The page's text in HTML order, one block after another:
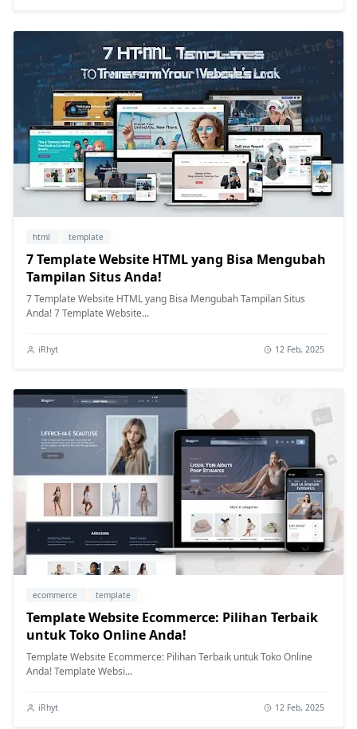
html template
7 Template Website HTML yang Bisa Mengubah
Tampilan Situs Anda!
7 Template Website HTML yang Bisa Mengubah Tampilan Situs
Anda! 7 Template Website...
iRhyt 12 Feb, 2025
ecommerce template
Template Website Ecommerce: Pilihan Terbaik
untuk Toko Online Anda!
Template Website Ecommerce: Pilihan Terbaik untuk Toko Online
Anda! Template Websi...
iRhyt 12 Feb, 2025